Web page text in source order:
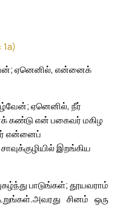
1a)
ஏனெனில், என்னைக்
ஏனெனில், நீர்
கண்டு என் பகைவர் மகிழ
என்னைப்
இறங்கிய
பாடுங்கள்; தூயவராம்
அவரது சினம் ஒரு